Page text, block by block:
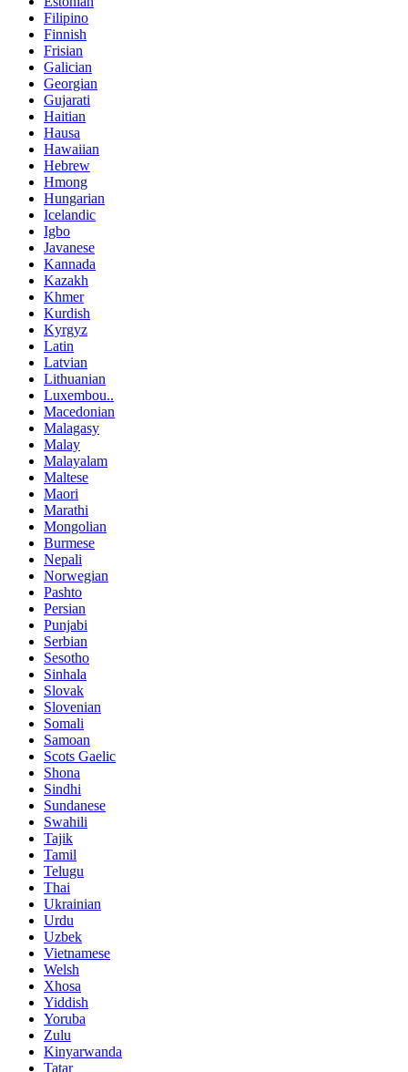
Filipino
Finnish
Frisian
Galician
Georgian
Gujarati
Haitian
Hausa
Hawaiian
Hebrew
Hmong
Hungarian
Icelandic
Igbo
Javanese
Kannada
Kazakh
Khmer
Kurdish
Kyrgyz
Latin
Latvian
Lithuanian
Luxembou..
Macedonian
Malagasy
Malay
Malayalam
Maltese
Maori
Marathi
Mongolian
Burmese
Nepali
Norwegian
Pashto
Persian
Punjabi
Serbian
Sesotho
Sinhala
Slovak
Slovenian
Somali
Samoan
Scots Gaelic
Shona
Sindhi
Sundanese
Swahili
Tajik
Tamil
Telugu
Thai
Ukrainian
Urdu
Uzbek
Vietnamese
Welsh
Xhosa
Yiddish
Yoruba
Zulu
Kinyarwanda
Tatar